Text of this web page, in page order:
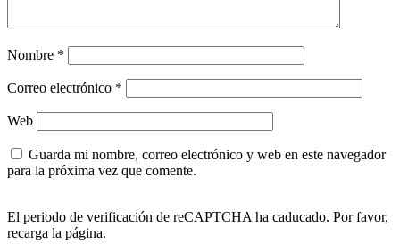
Nombre *
Correo electrónico *
Web
Guarda mi nombre, correo electrónico y web en este navegador
para la próxima vez que comente.
El periodo de verificación de reCAPTCHA ha caducado. Por favor,
recarga la página.